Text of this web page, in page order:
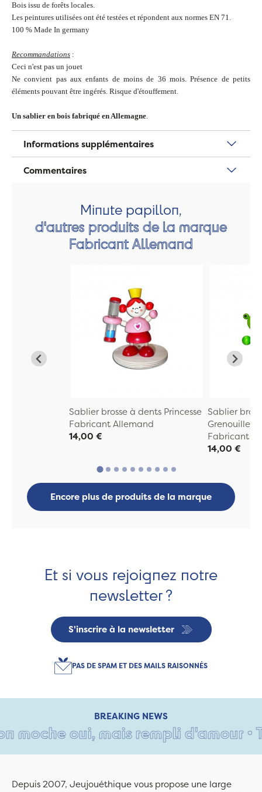
Bois issu de forêts locales.
Les peintures utilisées ont été testées et répondent aux normes EN 71.
100 % Made In germany
Recommandations :
Ceci n'est pas un jouet
Ne convient pas aux enfants de moins de 36 mois. Présence de petits
éléments pouvant être ingérés. Risque d'étouffement.
Un sablier en bois fabriqué en Allemagne.
Informations supplémentaires
Commentaires
Minute papillon,
d'autres produits de la marque
Fabricant Allemand
Sablier brosse à dents Princesse
Fabricant Allemand
14,00 €
Sablier
Grenouille
Fabricant
14,00 €
Encore plus de produits de la marque
Et si vous rejoignez notre
newsletter ?
S'inscrire à la newsletter
PAS DE SPAM ET DES MAILS RAISONNÉS
BREAKING NEWS
oui, mais rempli d'amour •
Depuis 2007, Jeujouéthique vous propose une large